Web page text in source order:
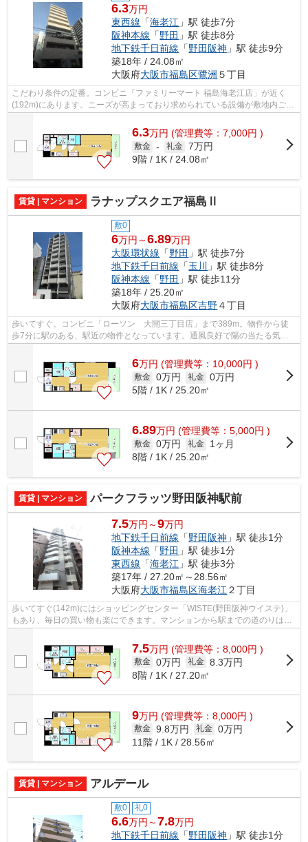
6.3万円
東西線 「海老江 」駅 徒歩7分
阪神本線 「野田 」駅 徒歩8分
地下鉄千日前線 「野田阪神 」駅 徒歩9分
築18年 / 24.08㎡
大阪府大阪市福島区鷺洲 ５丁目
こだわり条件の定番。コンビニ「ファミリーマート 福島海老江店」が近く
(192m)にあります。ニーズが高まっており求められている設備が敷地内ごみ
置き場です。エレベーター付きの物件は...
6.3万円 (管理費等：7,000円 )
敷金 - 礼金 7万円
9階 / 1K / 24.08㎡
賃貸 | マンション ラナップスクエア福島Ⅱ
敷0
6万円～6.89万円
大阪環状線 「野田 」駅 徒歩7分
地下鉄千日前線 「玉川 」駅 徒歩8分
阪神本線 「野田 」駅 徒歩11分
築18年 / 25.20㎡
大阪府大阪市福島区吉野４丁目
歩いてすぐ。コンビニ「ローソン 大開三丁目店」まで389m。物件から徒
歩7分に駅のある、駅近の物件となっています。通風良好で陽の当たる気持
ちの良いマンションをご提供いたします。...
6万円 (管理費等：10,000円 )
敷金 0万円 礼金 0万円
5階 / 1K / 25.20㎡
6.89万円 (管理費等：5,000円 )
敷金 0万円 礼金
1ヶ月
8階 / 1K / 25.20㎡
賃貸 | マンション パークフラッツ野田阪神駅前
7.5万円～9万円
地下鉄千日前線 「野田阪神 」駅 徒歩1分
阪神本線 「野田 」駅 徒歩1分
東西線 「海老江 」駅 徒歩3分
築17年 / 27.20㎡～28.56㎡
大阪府大阪市福島区海老江２丁目
歩いてすぐ(142m)にはショッピングセンター「WISTE(野田阪神ウイステ)」
もあり、毎日の買い物も楽にできます。マンションから駅までの道のりは、
7.5万円 (管理費等：8,000円 )
敷金 0万円 礼金 8.3万円
8階 / 1K / 27.20㎡
9万円 (管理費等：8,000円 )
敷金 9.8万円 礼金 0万円
11階 / 1K / 28.56㎡
賃貸 | マンション アルデール
敷0 礼0
6.6万円～7.8万円
地下鉄千日前線 「野田阪神 」駅 徒歩1分